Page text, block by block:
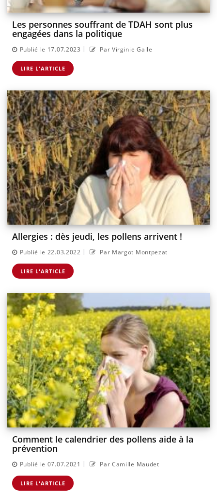
Les personnes souffrant de TDAH sont plus
engagées dans la politique
Publié le 17.07.2023 | Par Virginie Galle
LIRE L'ARTICLE
Allergies : dès jeudi, les pollens arrivent !
Publié le 22.03.2022 | Par Margot Montpezat
LIRE L'ARTICLE
Comment le calendrier des pollens aide à la
prévention
Publié le 07.07.2021 | Par Camille Maudet
LIRE L'ARTICLE